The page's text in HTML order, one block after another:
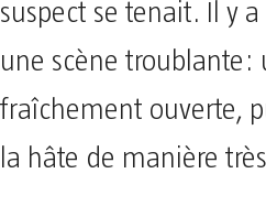
suspect se tenait. Il y
une scène troublante:
fraîchement ouverte,
la hâte de manière